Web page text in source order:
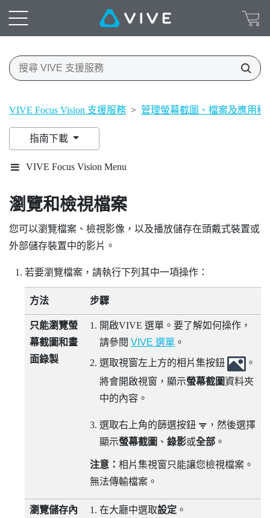
VIVE Focus Vision 支援服務 > 管理螢幕截圖、檔案及應用程
指南下載
VIVE Focus Vision Menu
瀏覽和檢視檔案
您可以瀏覽檔案、檢視影像，以及播放儲存在頭戴式裝置或
外部儲存裝置中的影片。
若要瀏覽檔案，請執行下列其中一項操作：
方法 步驟
只能瀏覽螢
幕截圖和畫
面錄製
開啟VIVE 選單。要了解如何操作，
請參閱 VIVE 選單。
選取視窗左上方的相片集按鈕
。
將會開啟視窗，顯示螢幕截圖資料夾
中的內容。
選取右上角的篩選按鈕
，然後選擇
顯示螢幕截圖 、 錄影或全部。
注意： 相片集視窗只能讓您檢視檔案。
無法傳輸檔案。
瀏覽儲存內
在大廳中選取設定。